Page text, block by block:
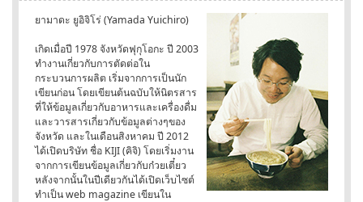
ยามาดะ ยูอิจิโร่ (Yamada Yuichiro)
เกิดเมื่อปี 1978 จังหวัดฟุกุโอกะ ปี 2003
ทำงานเกี่ยวกับการตัดต่อใน
กระบวนการผลิต เริ่มจากการเป็นนัก
เขียนก่อน โดยเขียนต้นฉบับให้นิตรสาร
ที่ให้ข้อมูลเกี่ยวกับอาหารและเครื่องดื่ม
และวารสารเกี่ยวกับข้อมูลต่างๆของ
จังหวัด และในเดือนสิงหาคม ปี 2012
ได้เปิดบริษัท ชื่อ KIJI (คิจิ) โดยเริ่มงาน
จากการเขียนข้อมูลเกี่ยวกับก๋วยเตี๋ยว
หลังจากนั้นในปีเดียวกันได้เปิดเว็บไซต์
ทำเป็น web magazine เขียนใน